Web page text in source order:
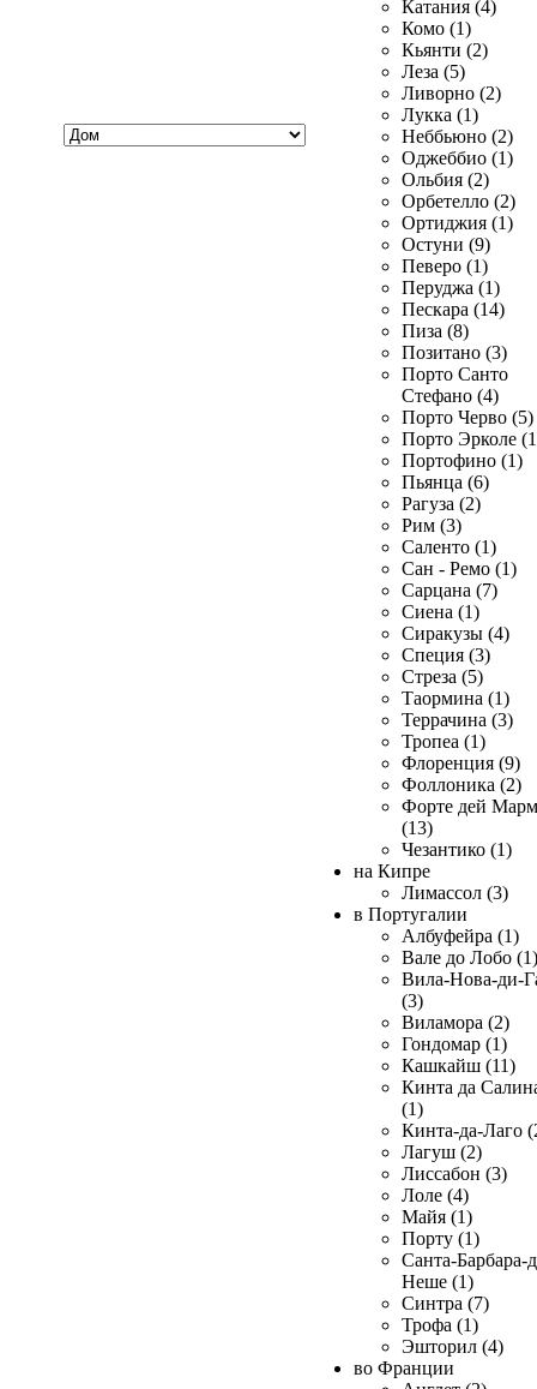
Катания (4)
Комо (1)
Кьянти (2)
Леза (5)
Ливорно (2)
Лукка (1)
Неббьюно (2)
Оджеббио (1)
Ольбия (2)
Орбетелло (2)
Ортиджия (1)
Остуни (9)
Певеро (1)
Перуджа (1)
Пескара (14)
Пиза (8)
Позитано (3)
Порто Санто
Стефано (4)
Порто Черво (5)
Порто Эрколе
Портофино (1)
Пьянца (6)
Рагуза (2)
Рим (3)
Саленто (1)
Сан - Ремо (1)
Сарцана (7)
Сиена (1)
Сиракузы (4)
Специя (3)
Стреза (5)
Таормина (1)
Террачина (3)
Тропеа (1)
Флоренция (9)
Фоллоника (2)
Форте дей
(13)
Чезантико (1)
на Кипре
Лимассол (3)
в Португалии
Албуфейра (1)
Вале до Лобо (1)
Вила-Нова-ди-
(3)
Виламора (2)
Гондомар (1)
Кашкайш (11)
Кинта да
(1)
Кинта-да-Лаго
Лагуш (2)
Лиссабон (3)
Лоле (4)
Майя (1)
Порту (1)
Санта-Барбара-
Неше (1)
Синтра (7)
Трофа (1)
Эшторил (4)
во Франции